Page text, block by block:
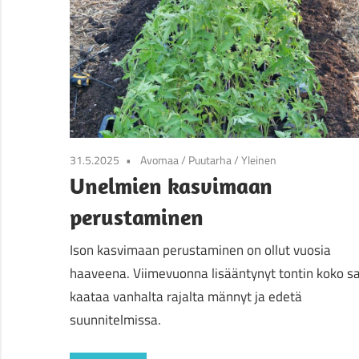
31.5.2025 Avomaa/ Puutarha/Yleinen
Unelmien kasvimaan
perustaminen
Ison kasvimaan perustaminen on ollut vuosia
haaveena. Viimevuonna lisääntynyt tontin koko
kaataa vanhalta rajalta männyt ja edetä
suunnitelmissa.